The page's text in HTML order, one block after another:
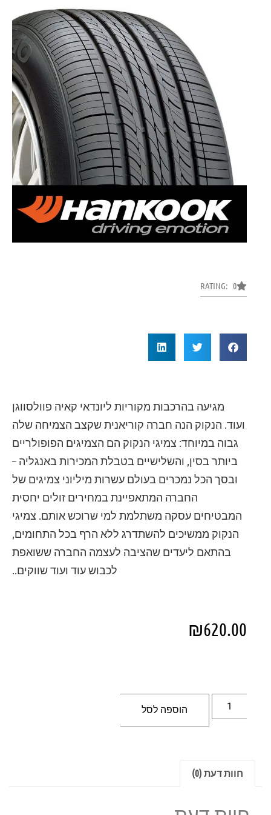
RATING: 0
מגיעה בהרכבות מקוריות ליונדאי קאיה פוולסווגן
ועוד. הנקוק הנה חברה קוריאנית שקצב הצמיחה שלה
גבוה במיוחד: צמיגי הנקוק הם הצמיגים הפופולריים
ביותר בסין, והשלישיים בטבלת המכירות באנגליה –
ובסך הכל נמכרים בעולם עשרות מיליוני צמיגים של
החברה המתאפיינת במחירים זולים יחסית
המבטיחים עסקה משתלמת למי שרוכש אותם. צמיגי
הנקוק ממשיכים להשתדרג ללא הרף בכל התחומים,
בהתאם ליעדים שהציבה לעצמה החברה ששואפת
לכבוש עוד ועוד שווקים..
₪620.00
הוספה לסל
חוות דעת (0)